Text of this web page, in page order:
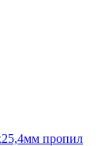
пропил